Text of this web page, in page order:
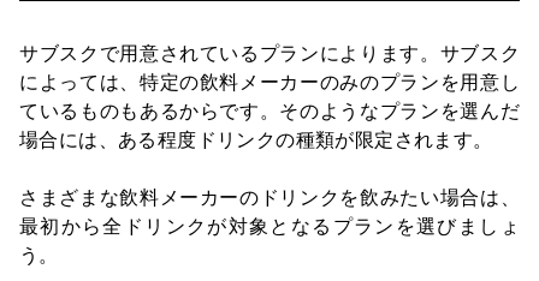
サブスクで用意されているプランによります。サブスク
によっては、特定の飲料メーカーのみのプランを用意し
ているものもあるからです。そのようなプランを選んだ
場合には、ある程度ドリンクの種類が限定されます。
さまざまな飲料メーカーのドリンクを飲みたい場合は、
最初から全ドリンクが対象となるプランを選びましょ
う。